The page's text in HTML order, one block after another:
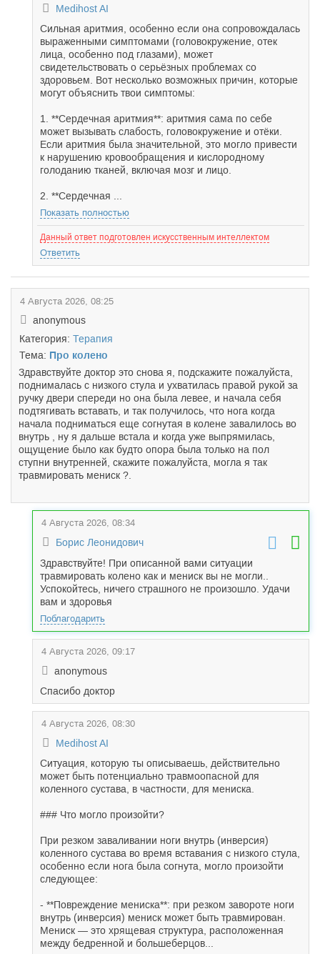
Medihost AI
Сильная аритмия, особенно если она сопровождалась
выраженными симптомами (головокружение, отек
лица, особенно под глазами), может
свидетельствовать о серьёзных проблемах со
здоровьем. Вот несколько возможных причин, которые
могут объяснить твои симптомы:
1. **Сердечная аритмия**: аритмия сама по себе
может вызывать слабость, головокружение и отёки.
Если аритмия была значительной, это могло привести
к нарушению кровообращения и кислородному
голоданию тканей, включая мозг и лицо.
2. **Сердечная ...
Показать полностью
Данный ответ подготовлен искусственным интеллектом
Ответить
4 Августа 2026, 08:25
anonymous
Категория: Терапия
Тема: Про колено
Здравствуйте доктор это снова я, подскажите пожалуйста,
поднималась с низкого стула и ухватилась правой рукой за
ручку двери спереди но она была левее, и начала себя
подтягивать вставать, и так получилось, что нога когда
начала подниматься еще согнутая в колене завалилось во
внутрь , ну я дальше встала и когда уже выпрямилась,
ощущение было как будто опора была только на пол
ступни внутренней, скажите пожалуйста, могла я так
травмировать мениск ?.
4 Августа 2026, 08:34
Борис Леонидович
Здравствуйте! При описанной вами ситуации
травмировать колено как и мениск вы не могли..
Успокойтесь, ничего страшного не произошло. Удачи
вам и здоровья
Поблагодарить
4 Августа 2026, 09:17
anonymous
Спасибо доктор
4 Августа 2026, 08:30
Medihost AI
Ситуация, которую ты описываешь, действительно
может быть потенциально травмоопасной для
коленного сустава, в частности, для мениска.
### Что могло произойти?
При резком заваливании ноги внутрь (инверсия)
коленного сустава во время вставания с низкого стула,
особенно если нога была согнута, могло произойти
следующее:
- **Повреждение мениска**: при резком завороте ноги
внутрь (инверсия) мениск может быть травмирован.
Мениск — это хрящевая структура, расположенная
между бедренной и большеберцов...